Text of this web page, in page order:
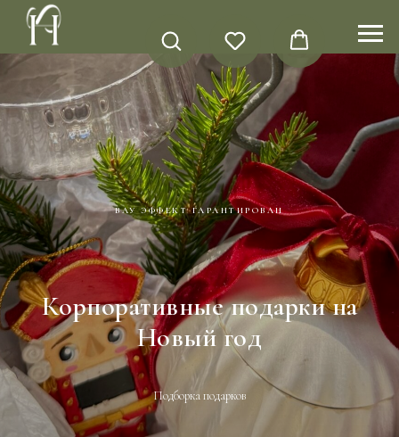
ВАУ ЭФФЕКТ ГАРАНТИРОВАН
Корпоративные подарки на
Новый год
Подборка подарков